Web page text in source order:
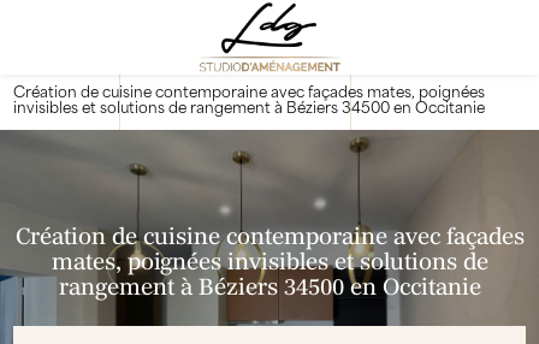
Création de cuisine contemporaine avec façades mates, poignées
invisibles et solutions de rangement à Béziers 34500 en Occitanie
Création de cuisine contemporaine avec façades
mates, poignées invisibles et solutions de
rangement à Béziers 34500 en Occitanie
Panneau de gestion des cookies